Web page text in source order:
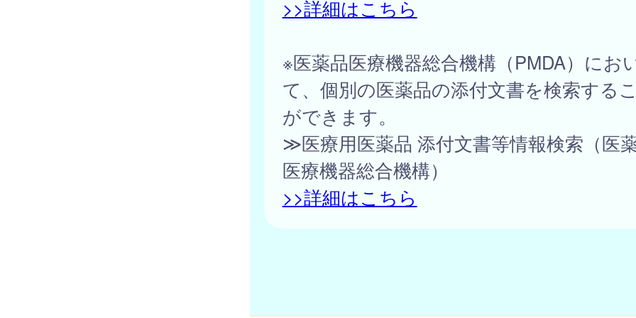
>>詳細はこちら
※医薬品医療機器総合機構（PMDA）にお
て、個別の医薬品の添付文書を検索する
ができます。
≫医療用医薬品 添付文書等情報検索（医
医療機器総合機構）
>>詳細はこちら